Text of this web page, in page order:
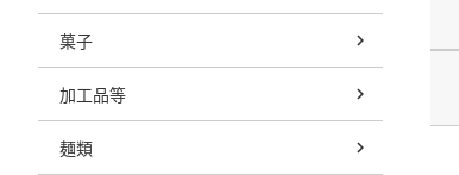
菓子
加工品等
麺類